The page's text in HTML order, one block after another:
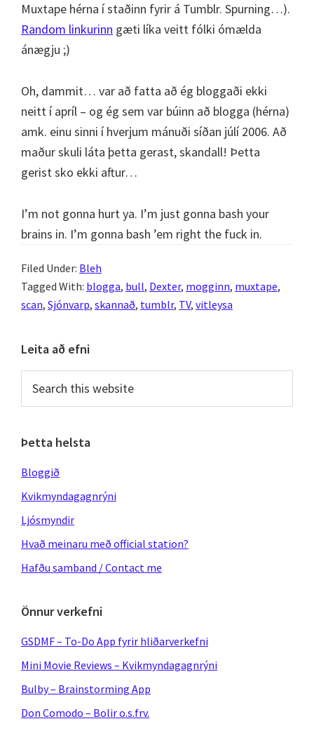
Muxtape hérna í staðinn fyrir á Tumblr. Spurning…).
Random linkurinn gæti líka veitt fólki ómælda
ánægju ;)
Oh, dammit… var að fatta að ég bloggaði ekki
neitt í apríl – og ég sem var búinn að blogga (hérna)
amk. einu sinni í hverjum mánuði síðan júlí 2006. Að
maður skuli láta þetta gerast, skandall! Þetta
gerist sko ekki aftur…
I’m not gonna hurt ya. I’m just gonna bash your
brains in. I’m gonna bash ’em right the fuck in.
Filed Under: Bleh
Tagged With: blogga, bull, Dexter, mogginn, muxtape,
scan, Sjónvarp, skannað, tumblr, TV, vitleysa
Primary
Sidebar
Leita að efni
this
Þetta helsta
Bloggið
Kvikmyndagagnrýni
Ljósmyndir
Hvað meinaru með official station?
Hafðu samband / Contact me
Önnur verkefni
GSDMF – To-Do App fyrir hliðarverkefni
Mini Movie Reviews – Kvikmyndagagnrýni
Bulby – Brainstorming App
Don Comodo – Bolir o.s.frv.